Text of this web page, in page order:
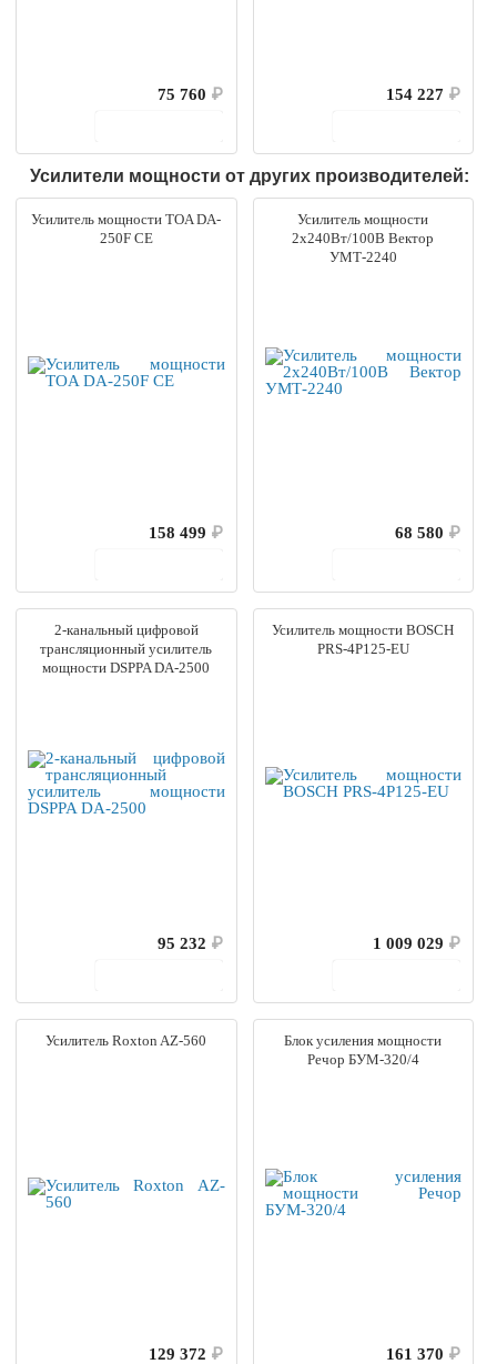
75 760 ₽
154 227 ₽
Усилители мощности от других производителей:
Усилитель мощности TOA DA-
250F CE
158 499 ₽
Усилитель мощности
2х240Вт/100В Вектор
УМТ-2240
68 580 ₽
2-канальный цифровой
трансляционный усилитель
мощности DSPPA DA-2500
95 232 ₽
Усилитель мощности BOSCH
PRS-4P125-EU
1 009 029 ₽
Усилитель Roxton AZ-560
129 372 ₽
Блок усиления мощности
Речор БУМ-320/4
161 370 ₽